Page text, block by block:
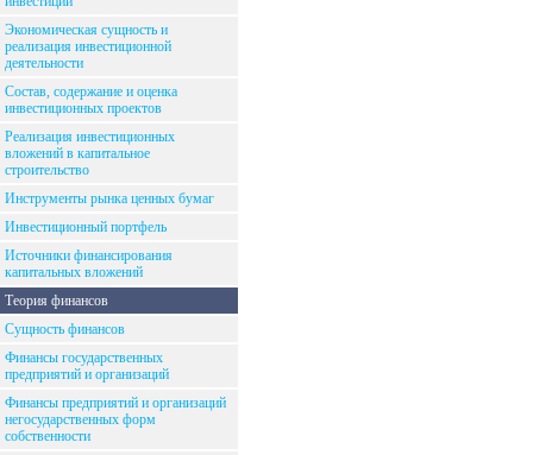
Экономическая сущность и
реализация инвестиционной
деятельности
Состав, содержание и оценка
инвестиционных проектов
Реализация инвестиционных
вложений в капитальное
строительство
Инструменты рынка ценных бумаг
Инвестиционный портфель
Источники финансирования
капитальных вложений
Теория финансов
Сущность финансов
Финансы государственных
предприятий и организаций
Финансы предприятий и организаций
негосударственных форм
собственности